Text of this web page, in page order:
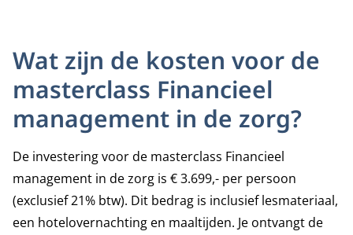
Wat zijn de kosten voor de
masterclass Financieel
management in de zorg?
De investering voor de masterclass Financieel
management in de zorg is € 3.699,- per persoon
(exclusief 21% btw). Dit bedrag is inclusief lesmateriaal,
een hotelovernachting en maaltijden. Je ontvangt de